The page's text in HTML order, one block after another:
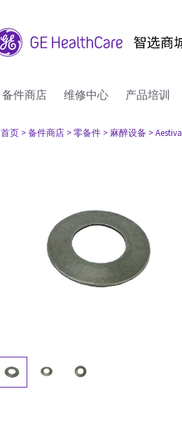
备件商店 维修中心 产品培训
首页 > 备件商店 > 零备件 > 麻醉设备 > Aestiva